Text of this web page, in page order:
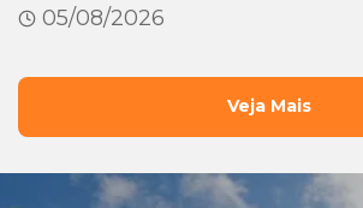
05/08/2026
Veja Mais